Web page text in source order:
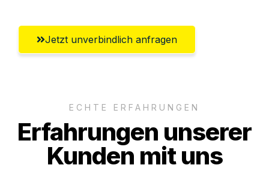
Jetzt unverbindlich anfragen
ECHTE ERFAHRUNGEN
Erfahrungen unserer
Kunden mit uns